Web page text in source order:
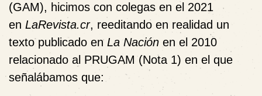
(GAM), hicimos con colegas en el 2021
en LaRevista.cr, reeditando en realidad un
texto publicado en La Nación en el 2010
relacionado al PRUGAM (Nota 1) en el que
señalábamos que: